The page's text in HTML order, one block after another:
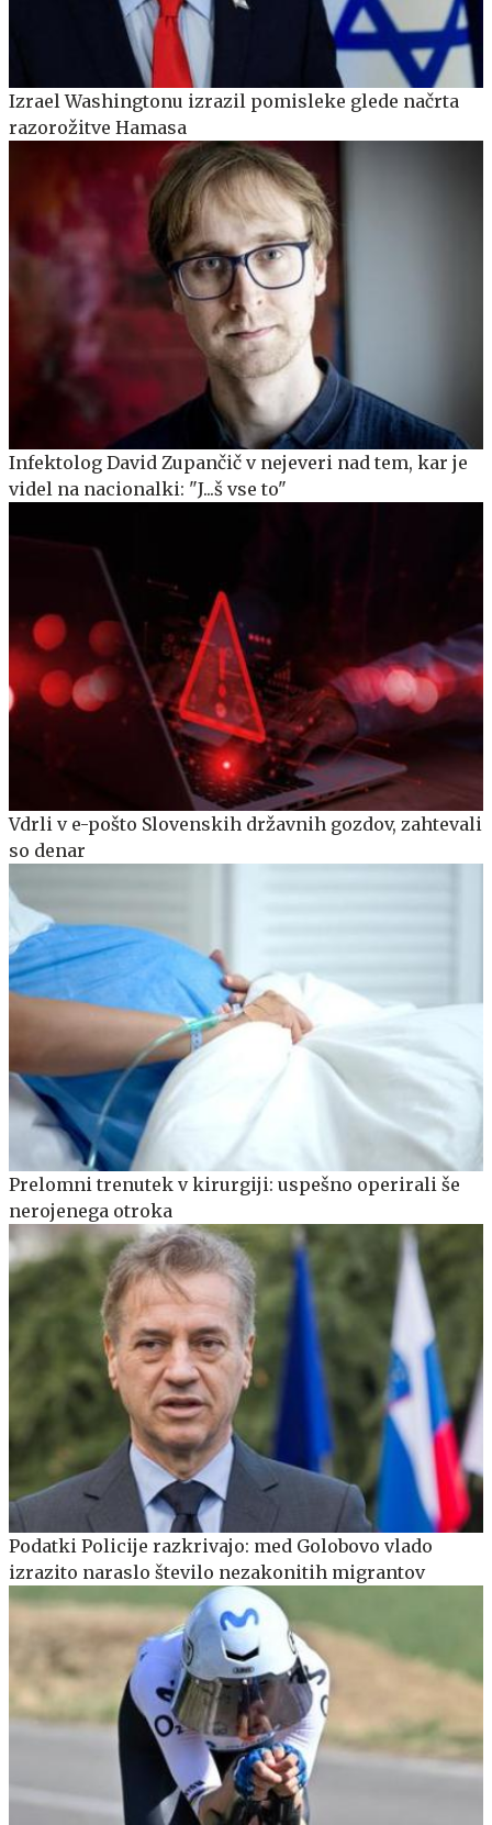
Izrael Washingtonu izrazil pomisleke glede načrta
razorožitve Hamasa
Infektolog David Zupančič v nejeveri nad tem, kar je
videl na nacionalki: "J...š vse to"
Vdrli v e-pošto Slovenskih državnih gozdov, zahtevali
so denar
Prelomni trenutek v kirurgiji: uspešno operirali še
nerojenega otroka
Podatki Policije razkrivajo: med Golobovo vlado
izrazito naraslo število nezakonitih migrantov